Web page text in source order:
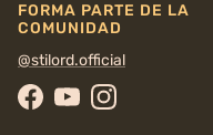
FORMA PARTE DE LA
COMUNIDAD
@stilord.official
Facebook
YouTubeInstagram